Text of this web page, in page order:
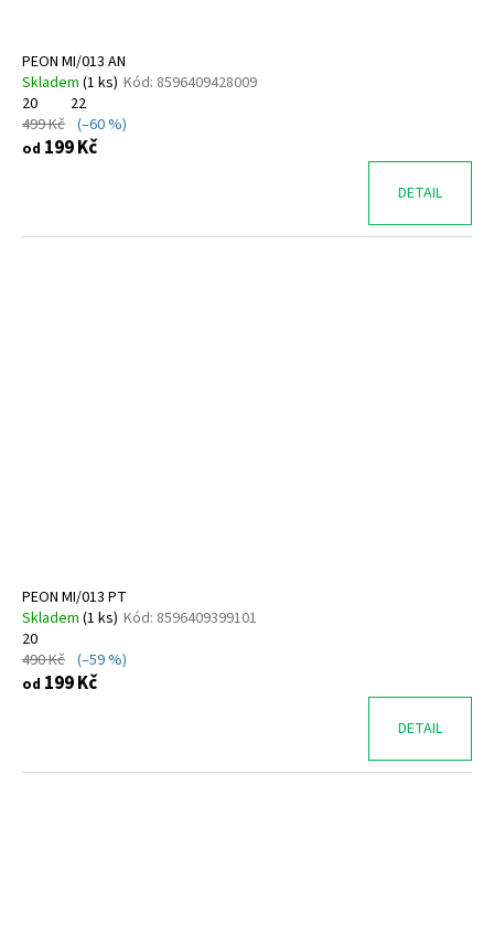
PEON MI/013 AN
Skladem (1 ks) Kód: 8596409428009
20
22
499 Kč (–60 %)
od 199 Kč
DETAIL
PEON MI/013 PT
Skladem (1 ks) Kód: 8596409399101
20
490 Kč (–59 %)
od 199 Kč
DETAIL